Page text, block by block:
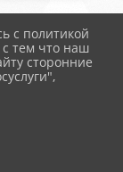
с политикой
тем что наш
сторонние